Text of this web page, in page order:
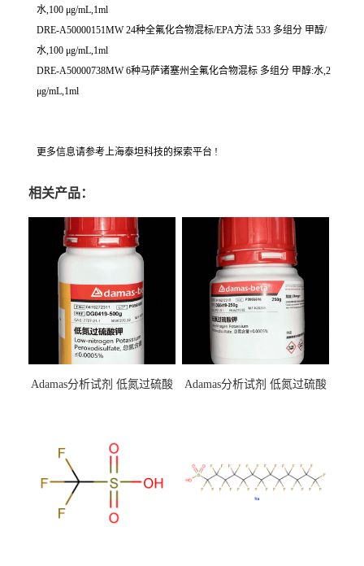
水,100 μg/mL,1ml
DRE-A50000151MW 24种全氟化合物混标/EPA方法 533 多组分 甲醇/
水,100 μg/mL,1ml
DRE-A50000738MW 6种马萨诸塞州全氟化合物混标 多组分 甲醇:水,2
μg/mL,1ml
更多信息请参考上海泰坦科技的探索平台 !
相关产品：
Adamas分析试剂 低氮过硫酸
（泰坦现货供应）
Adamas分析试剂 低氮过硫酸